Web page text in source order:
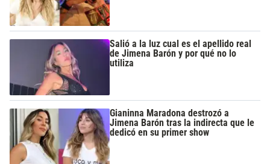
Salió a la luz cual es el apellido real
de Jimena Barón y por qué no lo
utiliza
Gianinna Maradona destrozó a
Jimena Barón tras la indirecta que le
dedicó en su primer show